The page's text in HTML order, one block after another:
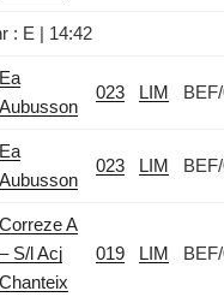
: E | 14:42
Ea
Aubusson
023 LIM
Ea
Aubusson
023 LIM
Correze A
– S/l Acj
Chanteix
019 LIM